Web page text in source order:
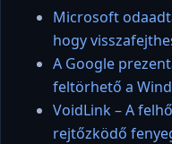
Microsoft
hogy
A Google
feltörhető a
VoidLink – A
rejtőzködő